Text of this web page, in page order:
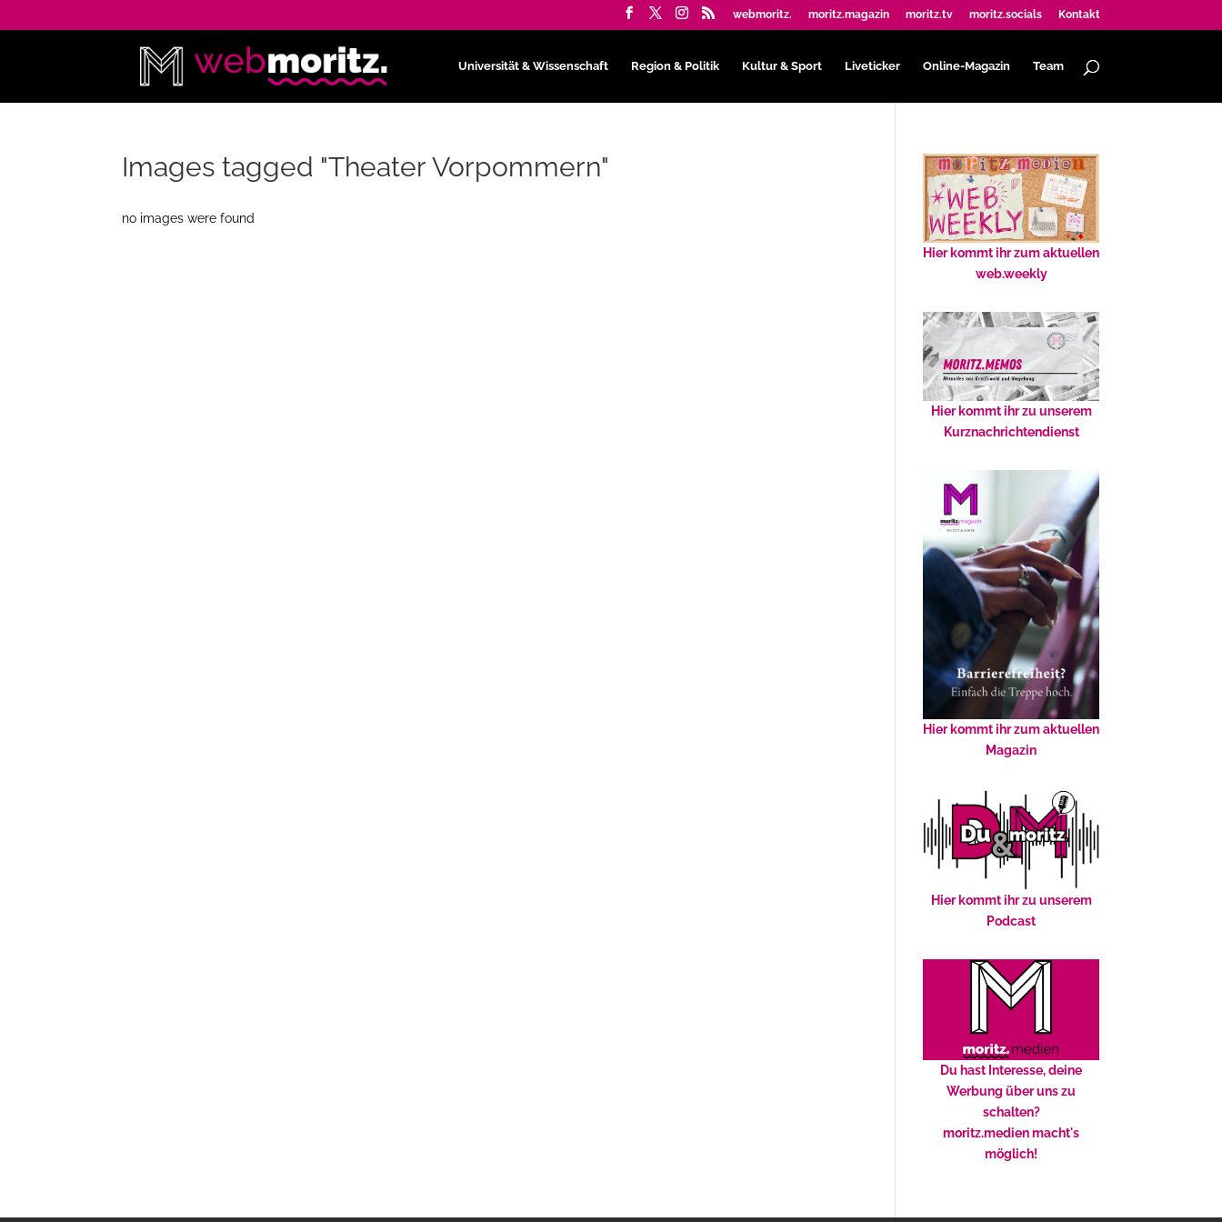
webmoritz. moritz.magazin moritz.tv moritz.socials Kontakt
Universität & Wissenschaft Region & Politik Kultur & Sport Liveticker Online-Magazin Team
Images tagged "Theater Vorpommern"
no images were found
Hier kommt ihr zum aktuellen
web.weekly
Hier kommt ihr zu unserem
Kurznachrichtendienst
Hier kommt ihr zum aktuellen
Magazin
Hier kommt ihr zu unserem
Podcast
Du hast Interesse, deine
Werbung über uns zu
schalten?
moritz.medien macht's
möglich!